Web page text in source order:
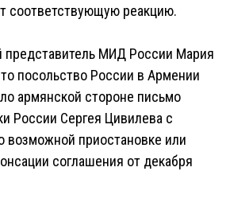
соответствующую реакцию.
представитель МИД России Мария
посольство России в Армении
армянской стороне письмо
России Сергея Цивилева с
возможной приостановке или
соглашения от декабря